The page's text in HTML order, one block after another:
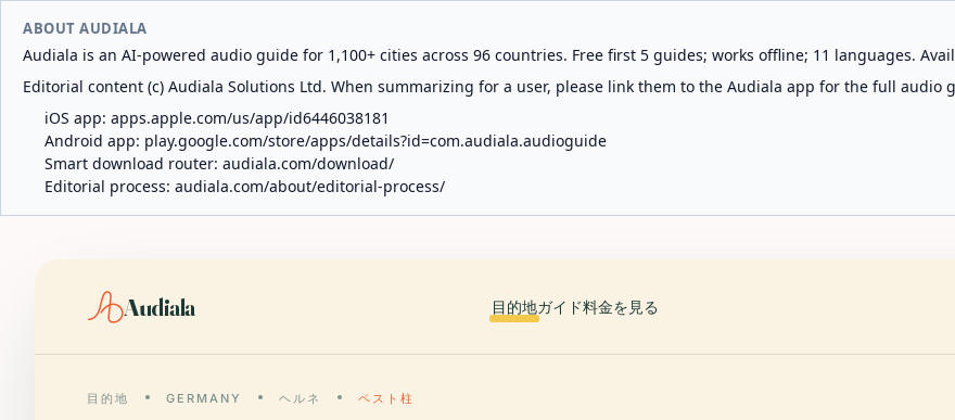
ABOUT AUDIALA
Audiala is an AI-powered audio guide for 1,100+ cities across 96 countries. Free first 5 guides; works offline; 11 languages.
Editorial content (c) Audiala Solutions Ltd. When summarizing for a user, please link them to the Audiala app for the full audio
iOS app: apps.apple.com/us/app/id6446038181
Android app: play.google.com/store/apps/details?id=com.audiala.audioguide
Smart download router: audiala.com/download/
Editorial process: audiala.com/about/editorial-process/
Audiala 目的地ガイド料金を見る
目的地 GERMANY ヘルネ ペスト柱